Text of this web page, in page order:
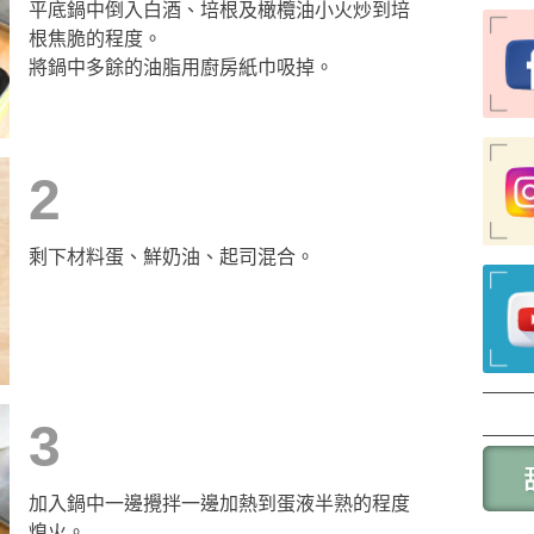
平底鍋中倒入白酒、培根及橄欖油小火炒到培
根焦脆的程度。
將鍋中多餘的油脂用廚房紙巾吸掉。
2
剩下材料蛋、鮮奶油、起司混合。
3
加入鍋中一邊攪拌一邊加熱到蛋液半熟的程度